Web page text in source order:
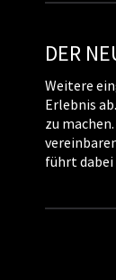
DER
Weitere
Erlebnis
zu
führt dabei